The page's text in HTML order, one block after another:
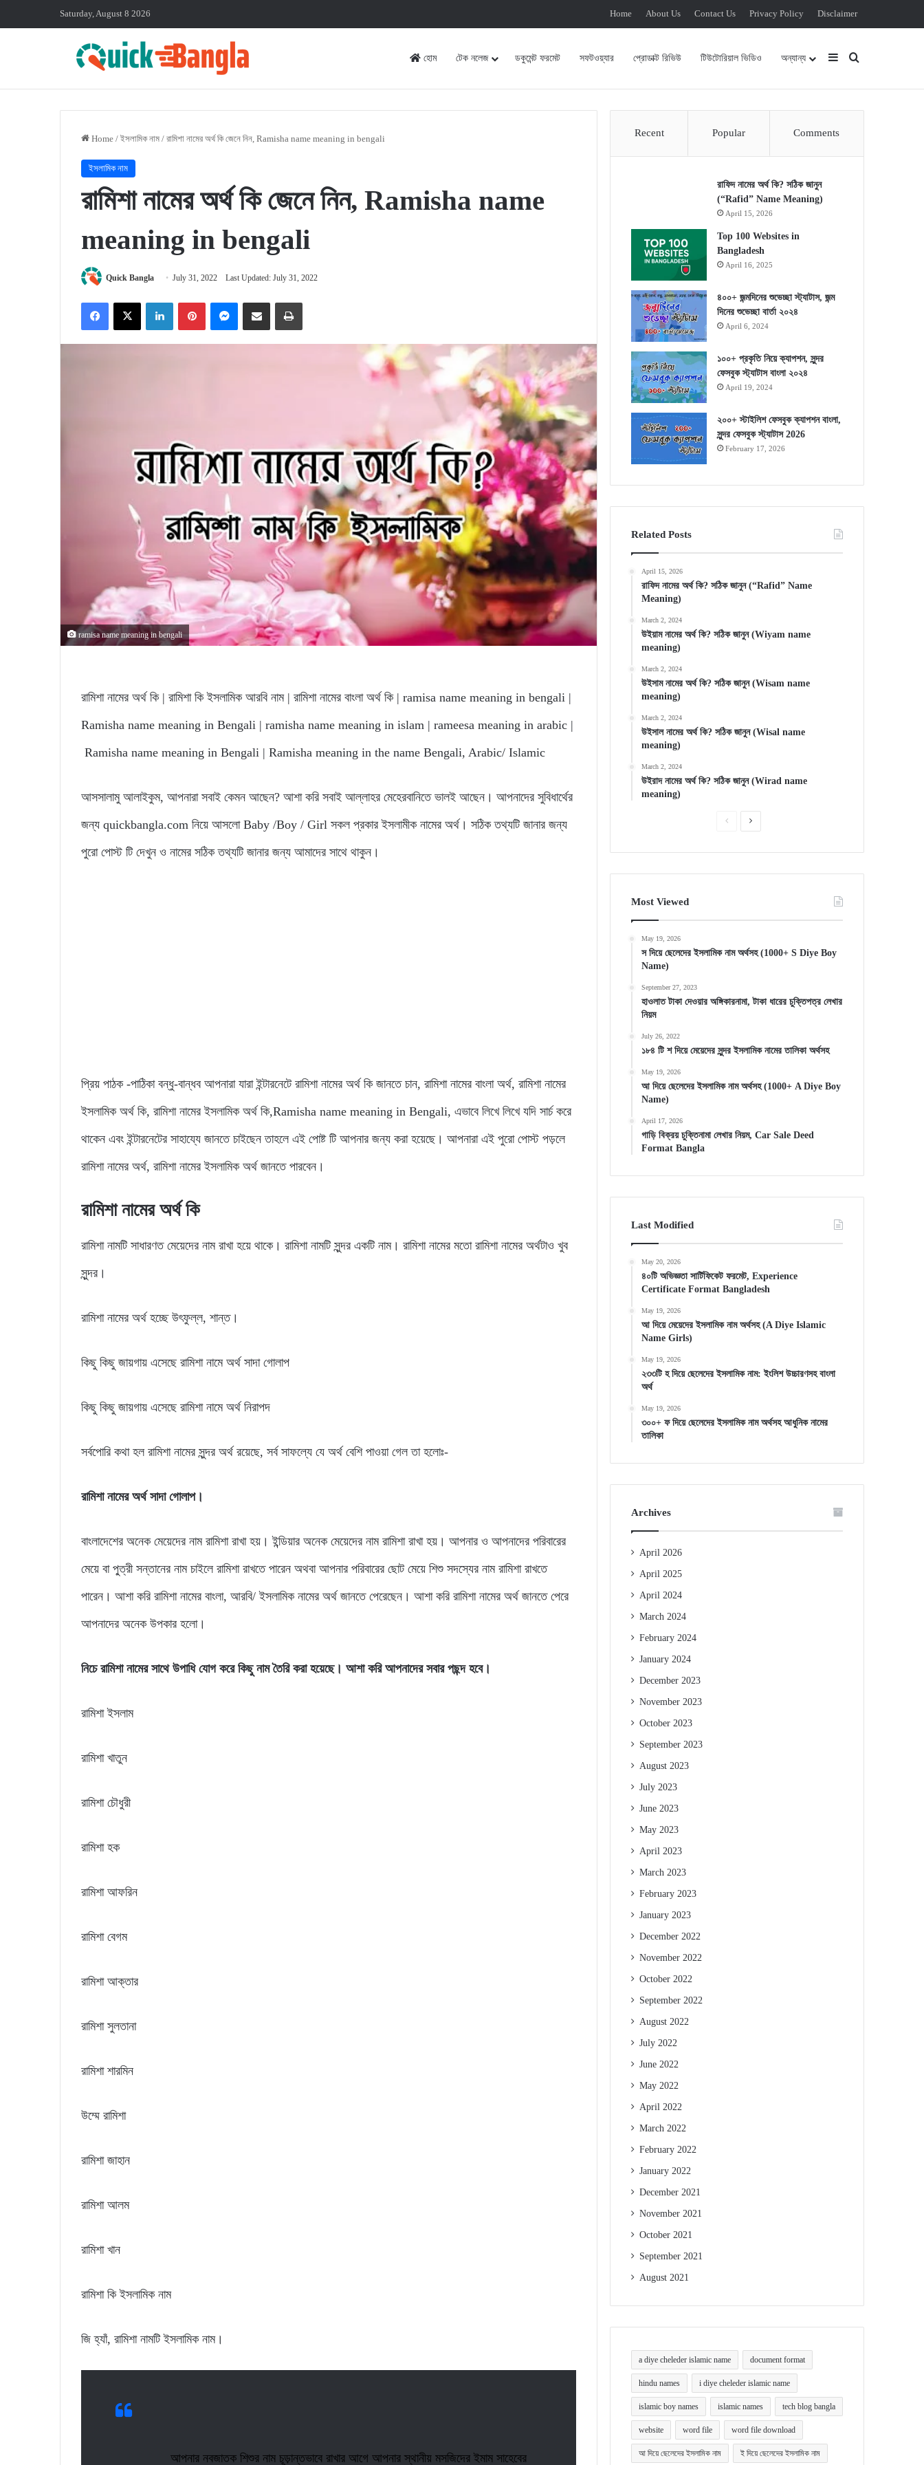
Saturday, August 8 2026 Home About Us Contact Us Privacy Policy Disclaimer
হোম টেক নলেজ ডকুমেন্ট ফরমেট সফটওয়্যার প্রোডাক্ট রিভিউ টিউটোরিয়াল ভিডিও অন্যান্য Sidebar
Home / ইসলামিক নাম / রামিশা নামের অর্থ কি জেনে নিন, Ramisha name meaning in bengali
ইসলামিক নাম
রামিশা নামের অর্থ কি জেনে নিন, Ramisha name
meaning in bengali
Quick Bangla July 31, 2022 Last Updated: July 31, 2022
FacebookX LinkedInPinterestMessengerShare via Email Print
ramisa name meaning in bengali
রামিশা নামের অর্থ কি | রামিশা কি ইসলামিক আরবি নাম | রামিশা নামের বাংলা অর্থ কি | ramisa name meaning in bengali |
Ramisha name meaning in Bengali | ramisha name meaning in islam | rameesa meaning in arabic |
Ramisha name meaning in Bengali | Ramisha meaning in the name Bengali, Arabic/ Islamic
আসসালামু আলাইকুম, আপনারা সবাই কেমন আছেন? আশা করি সবাই আল্লাহর মেহেরবানিতে ভালই আছেন। আপনাদের সুবিধার্থের
জন্য quickbangla.com নিয়ে আসলো Baby /Boy / Girl সকল প্রকার ইসলামীক নামের অর্থ। সঠিক তথ্যটি জানার জন্য
পুরো পোস্ট টি দেখুন ও নামের সঠিক তথ্যটি জানার জন্য আমাদের সাথে থাকুন।
প্রিয় পাঠক -পাঠিকা বন্ধু-বান্ধব আপনারা যারা ইন্টারনেটে রামিশা নামের অর্থ কি জানতে চান, রামিশা নামের বাংলা অর্থ, রামিশা নামের
ইসলামিক অর্থ কি, রামিশা নামের ইসলামিক অর্থ কি,Ramisha name meaning in Bengali, এভাবে লিখে লিখে যদি সার্চ করে
থাকেন এবং ইন্টারনেটের সাহায্যে জানতে চাইছেন তাহলে এই পোষ্ট টি আপনার জন্য করা হয়েছে। আপনারা এই পুরো পোস্ট পড়লে
রামিশা নামের অর্থ, রামিশা নামের ইসলামিক অর্থ জানতে পারবেন।
রামিশা নামের অর্থ কি
রামিশা নামটি সাধারণত মেয়েদের নাম রাখা হয়ে থাকে। রামিশা নামটি সুন্দর একটি নাম। রামিশা নামের মতো রামিশা নামের অর্থটাও খুব
সুন্দর।
রামিশা নামের অর্থ হচ্ছে উৎফুল্ল, শান্ত।
কিছু কিছু জায়গায় এসেছে রামিশা নামে অর্থ সাদা গোলাপ
কিছু কিছু জায়গায় এসেছে রামিশা নামে অর্থ নিরাপদ
সর্বপোরি কথা হল রামিশা নামের সুন্দর অর্থ রয়েছে, সর্ব সাফল্যে যে অর্থ বেশি পাওয়া গেল তা হলোঃ-
রামিশা নামের অর্থ সাদা গোলাপ।
বাংলাদেশের অনেক মেয়েদের নাম রামিশা রাখা হয়। ইন্ডিয়ার অনেক মেয়েদের নাম রামিশা রাখা হয়। আপনার ও আপনাদের পরিবারের
মেয়ে বা পু্ত্রী সন্তানের নাম চাইলে রামিশা রাখতে পারেন অথবা আপনার পরিবারের ছোট মেয়ে শিশু সদস্যের নাম রামিশা রাখতে
পারেন। আশা করি রামিশা নামের বাংলা, আরবি/ ইসলামিক নামের অর্থ জানতে পেরেছেন। আশা করি রামিশা নামের অর্থ জানতে পেরে
আপনাদের অনেক উপকার হলো।
নিচে রামিশা নামের সাথে উপাধি যোগ করে কিছু নাম তৈরি করা হয়েছে। আশা করি আপনাদের সবার পছন্দ হবে।
রামিশা ইসলাম
রামিশা খাতুন
রামিশা চৌধুরী
রামিশা হক
রামিশা আফরিন
রামিশা বেগম
রামিশা আক্তার
রামিশা সুলতানা
রামিশা শারমিন
উম্মে রামিশা
রামিশা জাহান
রামিশা আলম
রামিশা খান
রামিশা কি ইসলামিক নাম
জি হ্যাঁ, রামিশা নামটি ইসলামিক নাম।
আপনার নবজাতক শিশুর নাম চূড়ান্তভাবে রাখার আগে আপনার স্থানীয় মসজিদের ইমাম সাহেবের
Recent Popular Comments
রাফিদ নামের অর্থ কি? সঠিক জানুন
(“Rafid” Name Meaning)
April 15, 2026
Top 100 Websites in
Bangladesh
April 16, 2025
৪০০+ জন্মদিনের শুভেচ্ছা স্ট্যাটাস, জন্ম
দিনের শুভেচ্ছা বার্তা ২০২৪
April 6, 2024
১০০+ প্রকৃতি নিয়ে ক্যাপশন, সুন্দর
ফেসবুক স্ট্যাটাস বাংলা ২০২৪
April 19, 2024
২০০+ স্টাইলিশ ফেসবুক ক্যাপশন বাংলা,
সুন্দর ফেসবুক স্ট্যাটাস 2026
February 17, 2026
Related Posts
April 15, 2026
রাফিদ নামের অর্থ কি? সঠিক জানুন (“Rafid” Name
Meaning)
March 2, 2024
উইয়াম নামের অর্থ কি? সঠিক জানুন (Wiyam name
meaning)
March 2, 2024
উইসাম নামের অর্থ কি? সঠিক জানুন (Wisam name
meaning)
March 2, 2024
উইসাল নামের অর্থ কি? সঠিক জানুন (Wisal name
meaning)
March 2, 2024
উইরাদ নামের অর্থ কি? সঠিক জানুন (Wirad name
meaning)
PreviousNext
Most Viewed
May 19, 2026
স দিয়ে ছেলেদের ইসলামিক নাম অর্থসহ (1000+ S Diye Boy
Name)
September 27, 2023
হাওলাত টাকা দেওয়ার অঙ্গিকারনামা, টাকা ধারের চুক্তিপত্র লেখার
নিয়ম
July 26, 2022
১৮৪ টি শ দিয়ে মেয়েদের সুন্দর ইসলামিক নামের তালিকা অর্থসহ
May 19, 2026
আ দিয়ে ছেলেদের ইসলামিক নাম অর্থসহ (1000+ A Diye Boy
Name)
April 17, 2026
গাড়ি বিক্রয় চুক্তিনামা লেখার নিয়ম, Car Sale Deed
Format Bangla
Last Modified
May 20, 2026
৪০টি অভিজ্ঞতা সার্টিফিকেট ফরমেট, Experience
Certificate Format Bangladesh
May 19, 2026
আ দিয়ে মেয়েদের ইসলামিক নাম অর্থসহ (A Diye Islamic
Name Girls)
May 19, 2026
২৩৩টি হ দিয়ে ছেলেদের ইসলামিক নাম: ইংলিশ উচ্চারণসহ বাংলা
অর্থ
May 19, 2026
৩০০+ ফ দিয়ে ছেলেদের ইসলামিক নাম অর্থসহ আধুনিক নামের
তালিকা
Archives
April 2026
April 2025
April 2024
March 2024
February 2024
January 2024
December 2023
November 2023
October 2023
September 2023
August 2023
July 2023
June 2023
May 2023
April 2023
March 2023
February 2023
January 2023
December 2022
November 2022
October 2022
September 2022
August 2022
July 2022
June 2022
May 2022
April 2022
March 2022
February 2022
January 2022
December 2021
November 2021
October 2021
September 2021
August 2021
a diye cheleder islamic name document format
hindu names i diye cheleder islamic name
islamic boy names islamic names tech blog bangla
website word file word file download
আ দিয়ে ছেলেদের ইসলামিক নাম ই দিয়ে ছেলেদের ইসলামিক নাম